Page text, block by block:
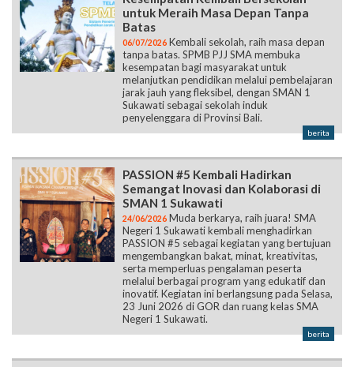
untuk Meraih Masa Depan Tanpa
Batas
06/07/2026 Kembali sekolah, raih masa depan
tanpa batas. SPMB PJJ SMA membuka
kesempatan bagi masyarakat untuk
melanjutkan pendidikan melalui pembelajaran
jarak jauh yang fleksibel, dengan SMAN 1
Sukawati sebagai sekolah induk
penyelenggara di Provinsi Bali.
berita
PASSION #5 Kembali Hadirkan
Semangat Inovasi dan Kolaborasi di
SMAN 1 Sukawati
24/06/2026 Muda berkarya, raih juara! SMA
Negeri 1 Sukawati kembali menghadirkan
PASSION #5 sebagai kegiatan yang bertujuan
mengembangkan bakat, minat, kreativitas,
serta memperluas pengalaman peserta
melalui berbagai program yang edukatif dan
inovatif. Kegiatan ini berlangsung pada Selasa,
23 Juni 2026 di GOR dan ruang kelas SMA
Negeri 1 Sukawati.
berita